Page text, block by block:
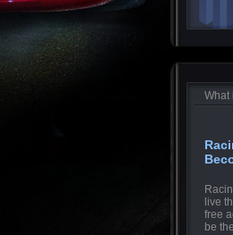
What
live
free
be